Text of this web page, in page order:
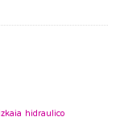
hidraulico